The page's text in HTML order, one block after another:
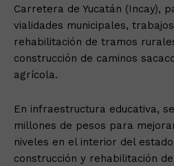
Carretera de Yucatán (Incay),
vialidades municipales,
rehabilitación de tramos
construcción de caminos
agrícola.
En infraestructura educativa,
millones de pesos para
niveles en el interior del
construcción y rehabilitación